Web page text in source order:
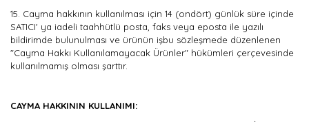
15. Cayma hakkının kullanılması için 14 (ondört) günlük süre içinde
SATICI' ya iadeli taahhütlü posta, faks veya eposta ile yazılı
bildirimde bulunulması ve ürünün işbu sözleşmede düzenlenen
"Cayma Hakkı Kullanılamayacak Ürünler" hükümleri çerçevesinde
kullanılmamış olması şarttır.
CAYMA HAKKININ KULLANIMI: